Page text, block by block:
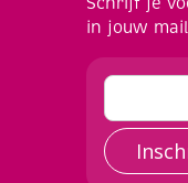
in jouw